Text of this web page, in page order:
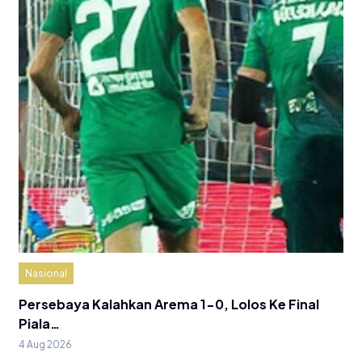
Nasional
Persebaya Kalahkan Arema 1-0, Lolos Ke Final
Piala…
4 Aug 2026